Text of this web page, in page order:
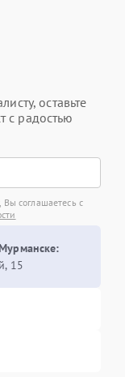
оставьте
с радостью
соглашаетесь с
15